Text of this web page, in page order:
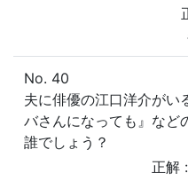
No. 40
夫に俳優の江口洋介がい
バさんになっても』など
誰でしょう？
正解